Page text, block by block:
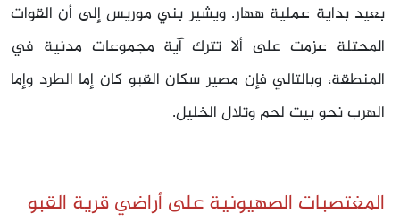
بعيد بداية عملية ههار. ويشير بني موريس إلى أن القوات
المحتلة عزمت على ألا تترك آية مجموعات مدنية في
المنطقة، وبالتالي فإن مصير سكان القبو كان إما الطرد وإما
الهرب نحو بيت لحم وتلال الخليل.
المغتصبات الصهيونية على أراضي قرية القبو